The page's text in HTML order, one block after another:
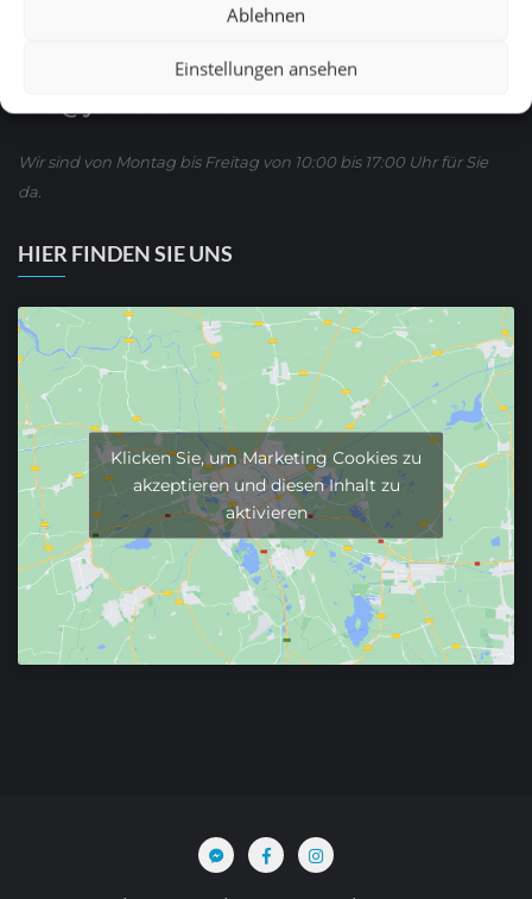
Ablehnen
Einstellungen ansehen
Wir sind von Montag bis Freitag von 10:00 bis 17:00 Uhr für Sie
da.
HIER FINDEN SIE UNS
Klicken Sie, um Marketing Cookies zu
akzeptieren und diesen Inhalt zu
aktivieren